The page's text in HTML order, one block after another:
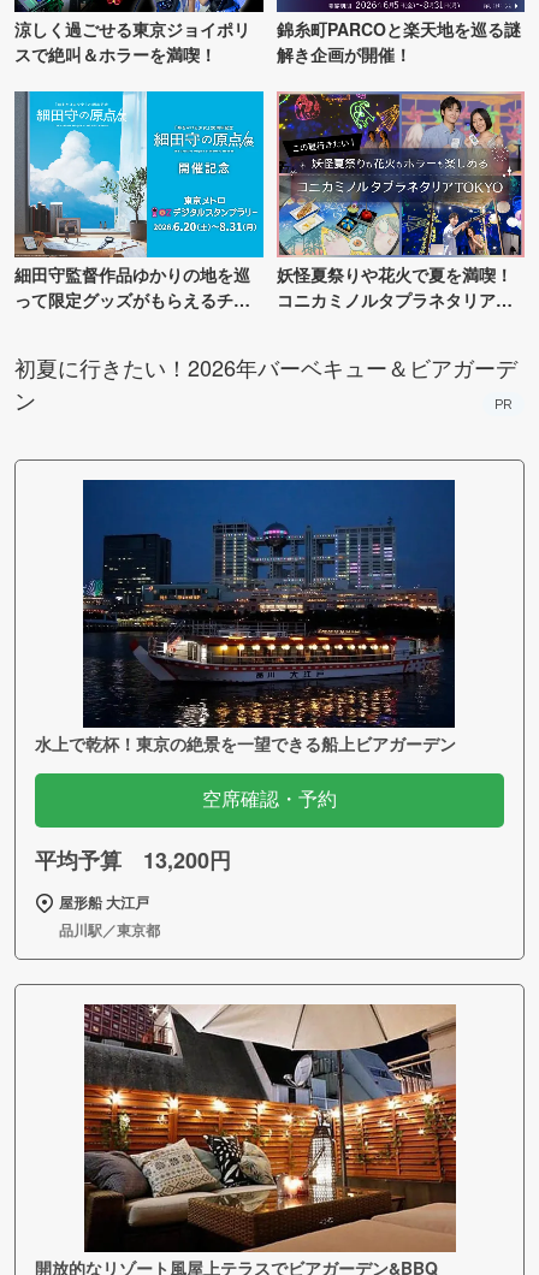
涼しく過ごせる東京ジョイポリ
スで絶叫＆ホラーを満喫！
錦糸町PARCOと楽天地を巡る謎
解き企画が開催！
細田守監督作品ゆかりの地を巡
って限定グッズがもらえるチャ
妖怪夏祭りや花火で夏を満喫！
コニカミノルタプラネタリア
初夏に行きたい！2026年バーベキュー＆ビアガーデ
ン
PR
水上で乾杯！東京の絶景を一望できる船上ビアガーデン
空席確認・予約
平均予算 13,200円
屋形船 大江戸
品川駅／東京都
開放的なリゾート風屋上テラスでビアガーデン&BBQ